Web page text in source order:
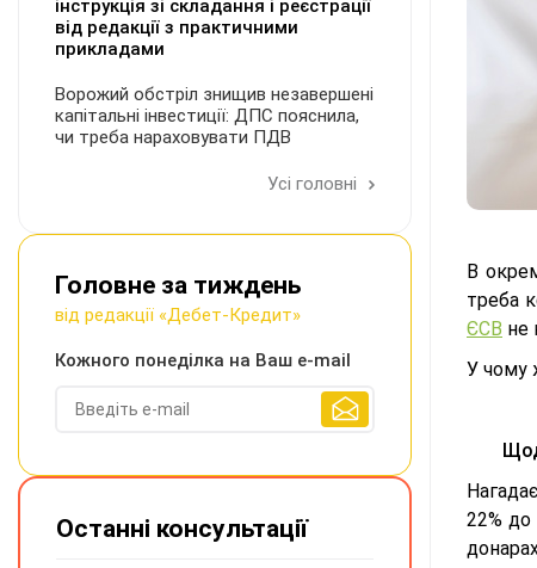
В
треба
ЄСВ не
У чому
22% до
інструкція зі складання і реєстрації
від редакції з практичними
прикладами
Ворожий обстріл знищив незавершені
капітальні інвестиції: ДПС пояснила,
чи треба нараховувати ПДВ
Усі головні
Головне за тиждень
від редакції «Дебет-Кредит»
Кожного понеділка на Ваш e-mail
Останні консультації